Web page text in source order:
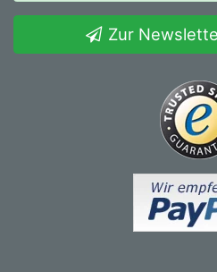
Zur